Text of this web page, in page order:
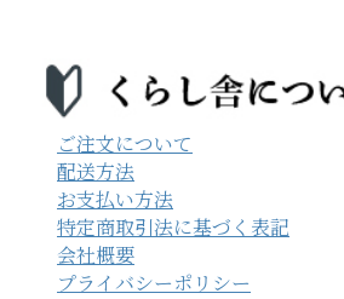
ご注文について
配送方法
お支払い方法
特定商取引法に基づく表記
会社概要
プライバシーポリシー